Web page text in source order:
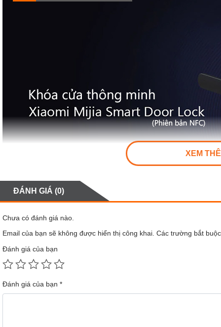
ƯU ĐIỂM CỦA KHÓA CỬA THÔNG
Đảm bảo tuyệt đối sự an toàn cho ngôi nhà
nhiều nhược điểm như mức độ an toàn thấp, dễ
cửa thông minh Mi Smart Door lock với những
XEM
ĐÁNH GIÁ (0)
Chưa có đánh giá nào.
Email của bạn sẽ không được hiển thị công khai. Các trường bắt
Đánh giá của bạn
Đánh giá của bạn *